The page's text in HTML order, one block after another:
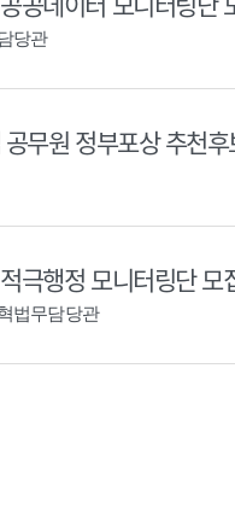
당관
무원 정부포상 추천
극행정 모니터링단 모
법무담당관